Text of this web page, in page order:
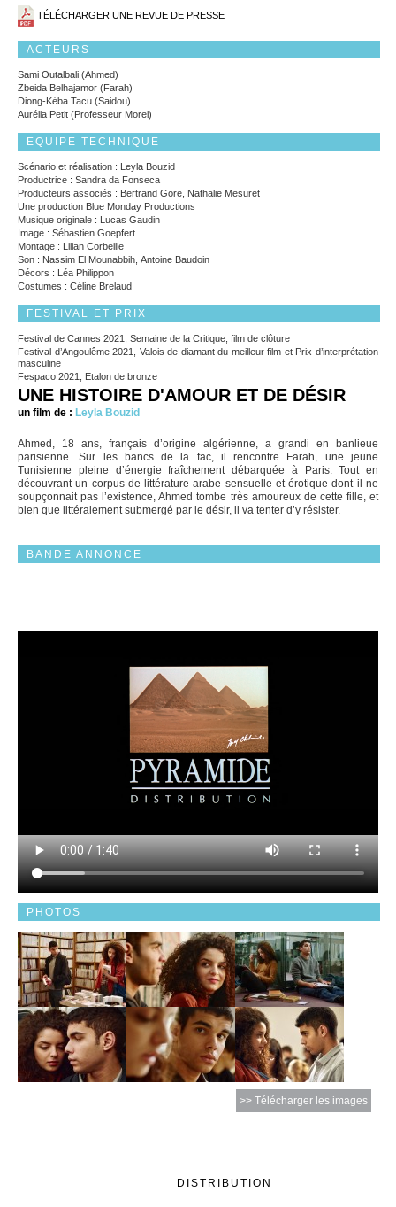
TÉLÉCHARGER UNE REVUE DE PRESSE
ACTEURS
Sami Outalbali (Ahmed)
Zbeida Belhajamor (Farah)
Diong-Kéba Tacu (Saidou)
Aurélia Petit (Professeur Morel)
EQUIPE TECHNIQUE
Scénario et réalisation : Leyla Bouzid
Productrice : Sandra da Fonseca
Producteurs associés : Bertrand Gore, Nathalie Mesuret
Une production Blue Monday Productions
Musique originale : Lucas Gaudin
Image : Sébastien Goepfert
Montage : Lilian Corbeille
Son : Nassim El Mounabbih, Antoine Baudoin
Décors : Léa Philippon
Costumes : Céline Brelaud
FESTIVAL ET PRIX
Festival de Cannes 2021, Semaine de la Critique, film de clôture
Festival d’Angoulême 2021, Valois de diamant du meilleur film et Prix d’interprétation
masculine
Fespaco 2021, Etalon de bronze
UNE HISTOIRE D'AMOUR ET DE DÉSIR
un film de : Leyla Bouzid
Ahmed, 18 ans, français d’origine algérienne, a grandi en banlieue
parisienne. Sur les bancs de la fac, il rencontre Farah, une jeune
Tunisienne pleine d’énergie fraîchement débarquée à Paris. Tout en
découvrant un corpus de littérature arabe sensuelle et érotique dont il ne
soupçonnait pas l’existence, Ahmed tombe très amoureux de cette fille, et
bien que littéralement submergé par le désir, il va tenter d’y résister.
BANDE ANNONCE
PHOTOS
>> Télécharger les images
DISTRIBUTION